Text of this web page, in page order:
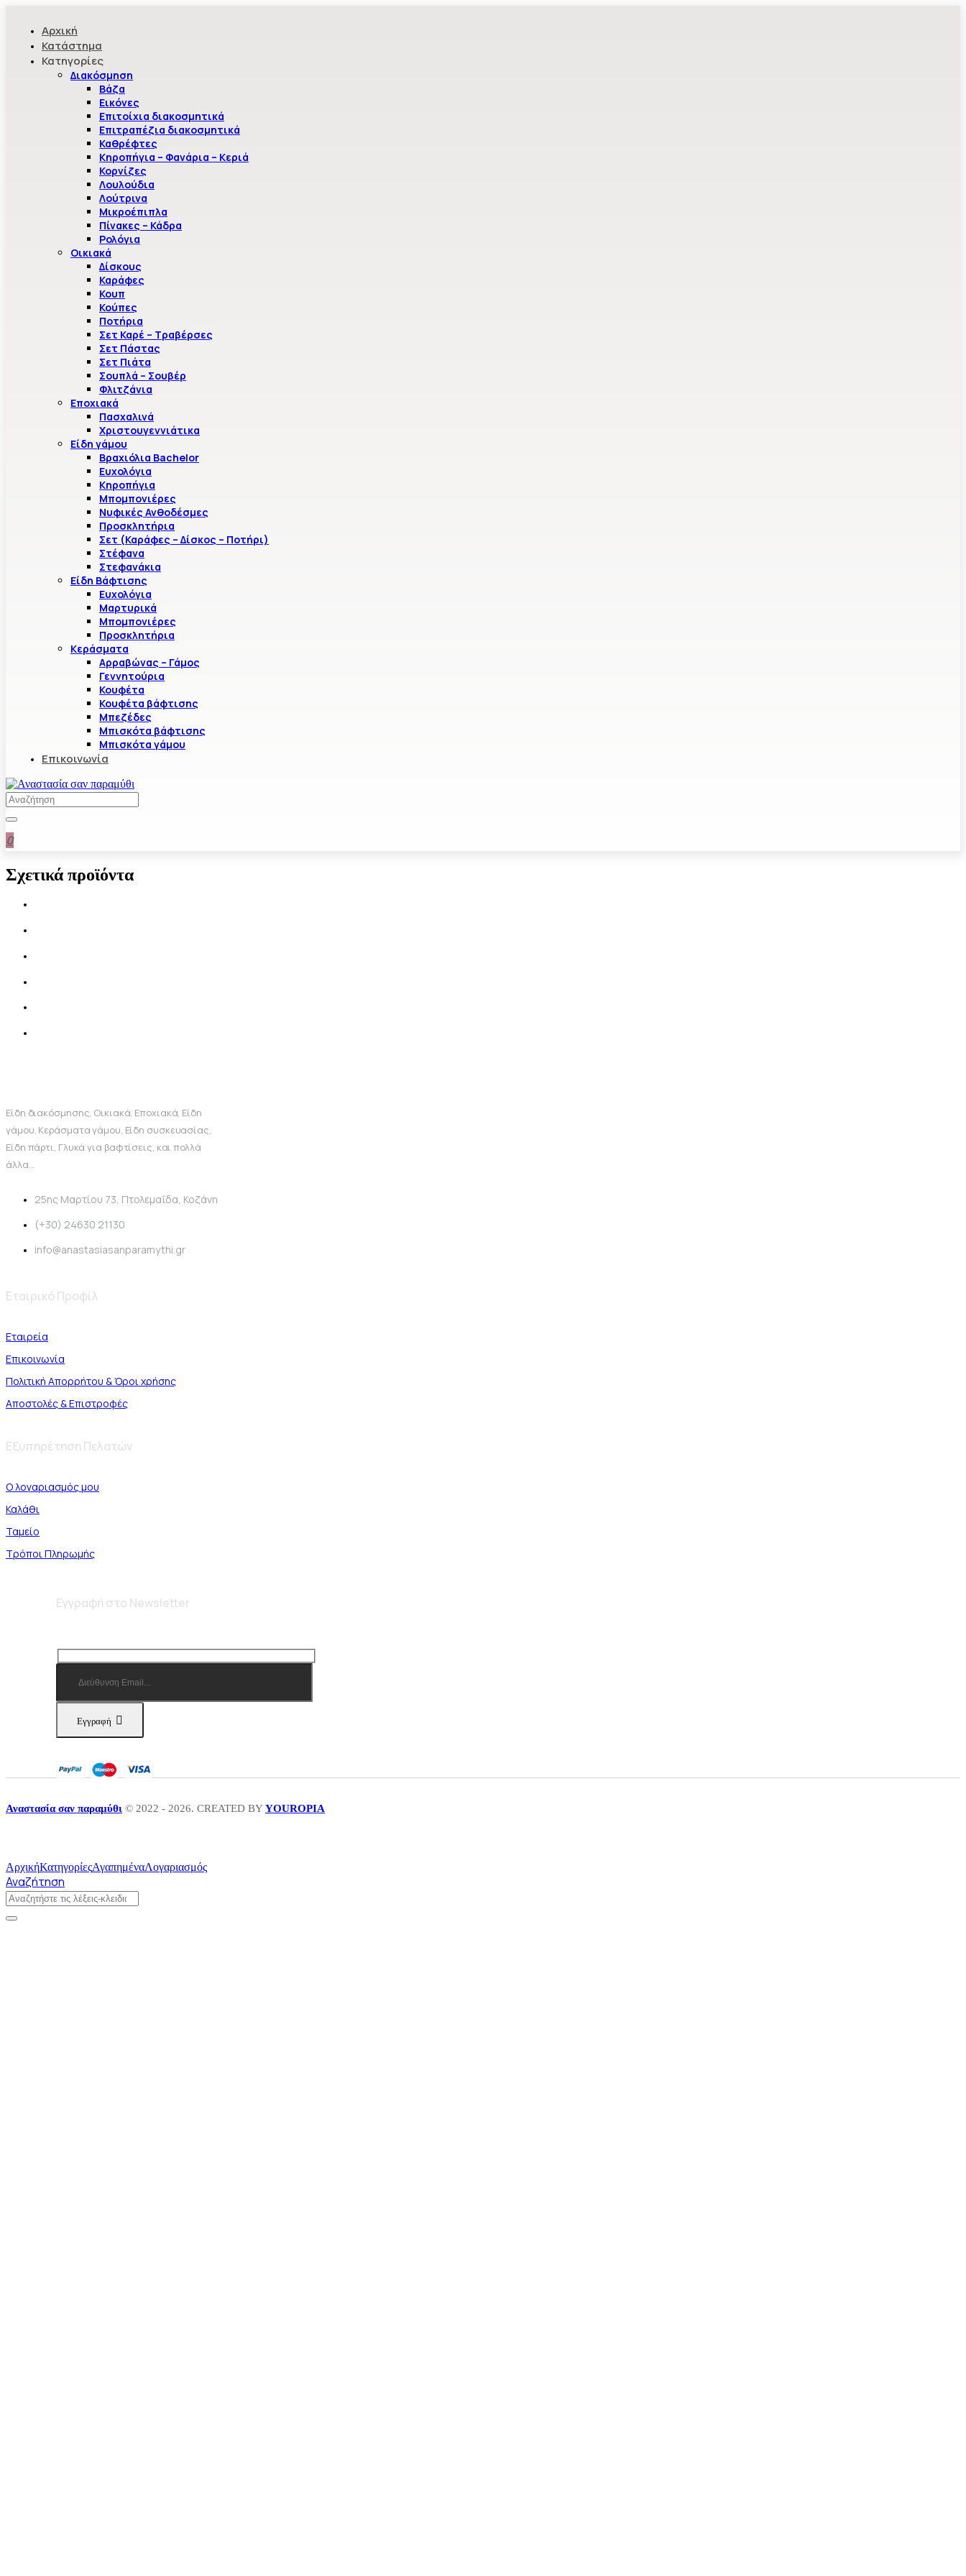
Αρχική
Κατάστημα
Κατηγορίες
Διακόσμηση
Βάζα
Εικόνες
Επιτοίχια διακοσμητικά
Επιτραπέζια διακοσμητικά
Καθρέφτες
Κηροπήγια – Φανάρια – Κεριά
Κορνίζες
Λουλούδια
Λούτρινα
Μικροέπιπλα
Πίνακες – Κάδρα
Ρολόγια
Οικιακά
Δίσκους
Καράφες
Κουπ
Κούπες
Ποτήρια
Σετ Καρέ – Τραβέρσες
Σετ Πάστας
Σετ Πιάτα
Σουπλά – Σουβέρ
Φλιτζάνια
Εποχιακά
Πασχαλινά
Χριστουγεννιάτικα
Είδη γάμου
Βραχιόλια Bachelor
Ευχολόγια
Κηροπήγια
Μπομπονιέρες
Νυφικές Ανθοδέσμες
Προσκλητήρια
Σετ (Καράφες – Δίσκος – Ποτήρι)
Στέφανα
Στεφανάκια
Είδη Βάφτισης
Ευχολόγια
Μαρτυρικά
Μπομπονιέρες
Προσκλητήρια
Κεράσματα
Αρραβώνας – Γάμος
Γεννητούρια
Κουφέτα
Κουφέτα βάφτισης
Μπεζέδες
Μπισκότα βάφτισης
Μπισκότα γάμου
Επικοινωνία
0
Σχετικά προϊόντα
Είδη διακόσμησης, Οικιακά, Εποχιακά, Είδη
γάμου, Κεράσματα γάμου, Είδη συσκευασίας,
Είδη πάρτι, Γλυκά για βαφτίσεις, και πολλά
άλλα...
25ης Μαρτίου 73, Πτολεμαΐδα, Κοζάνη
(+30) 24630 21130
info@anastasiasanparamythi.gr
Εταιρικό Προφίλ
Εταιρεία
Επικοινωνία
Πολιτική Απορρήτου & Όροι χρήσης
Αποστολές & Επιστροφές
Εξυπηρέτηση Πελατών
Ο λογαριασμός μου
Καλάθι
Ταμείο
Τρόποι Πληρωμής
Εγγραφή στο Newsletter
Εγγραφή
Αναστασία σαν παραμύθι © 2022 - 2026. CREATED BYYOUROPIA
ΑρχικήΚατηγορίεςΑγαπημέναΛογαριασμός
Αναζήτηση